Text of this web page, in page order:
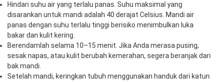
Hindari suhu air yang terlalu panas. Suhu maksimal yang
disarankan untuk mandi adalah 40 derajat Celsius. Mandi air
panas dengan suhu terlalu tinggi berisiko menimbulkan luka
bakar dan kulit kering.
Berendamlah selama 10–15 menit. Jika Anda merasa pusing,
sesak napas, atau kulit berubah kemerahan, segera beranjak dari
bak mandi.
Setelah mandi, keringkan tubuh menggunakan handuk dari katun